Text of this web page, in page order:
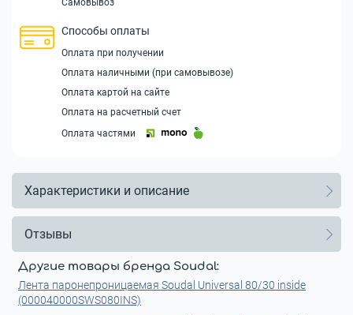
Самовывоз
Способы оплаты
Оплата при получении
Оплата наличными (при самовывозе)
Оплата картой на сайте
Оплата на расчетный счет
Оплата частями
Характеристики и описание
Отзывы
Другие товары бренда Soudal:
Лента паронепроницаемая Soudal Universal 80/30 inside
(000040000SWS080INS)